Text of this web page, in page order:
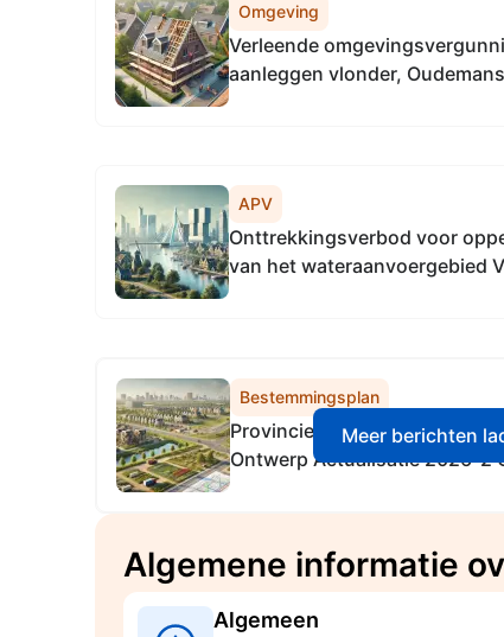
Omgeving
Verleende omgevingsvergunning, realiseren
aanleggen vlonder,
APV
Onttrekkingsverbod voor
van het wateraanvoergebied
Bestemmingsplan
Provincie Overijssel,
Ontwerp Actualisatie 2026-2
Meer berichten
Algemene informatie
Algemeen